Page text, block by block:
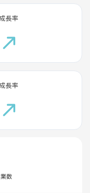
長率
長率
数